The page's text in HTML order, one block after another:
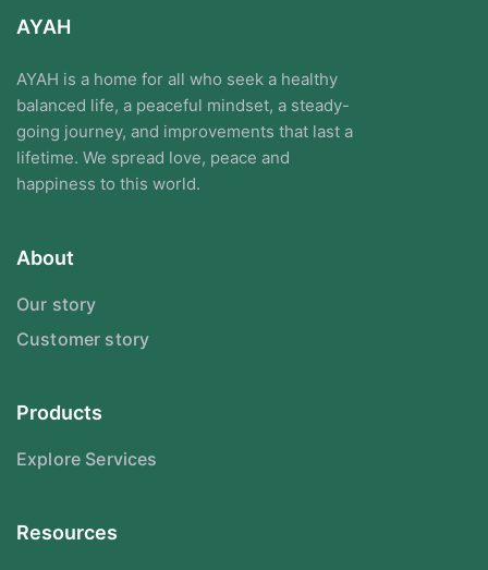
AYAH
AYAH is a home for all who seek a healthy
balanced life, a peaceful mindset, a steady-
going journey, and improvements that last a
lifetime. We spread love, peace and
happiness to this world.
About
Our story
Customer story
Products
Explore Services
Resources